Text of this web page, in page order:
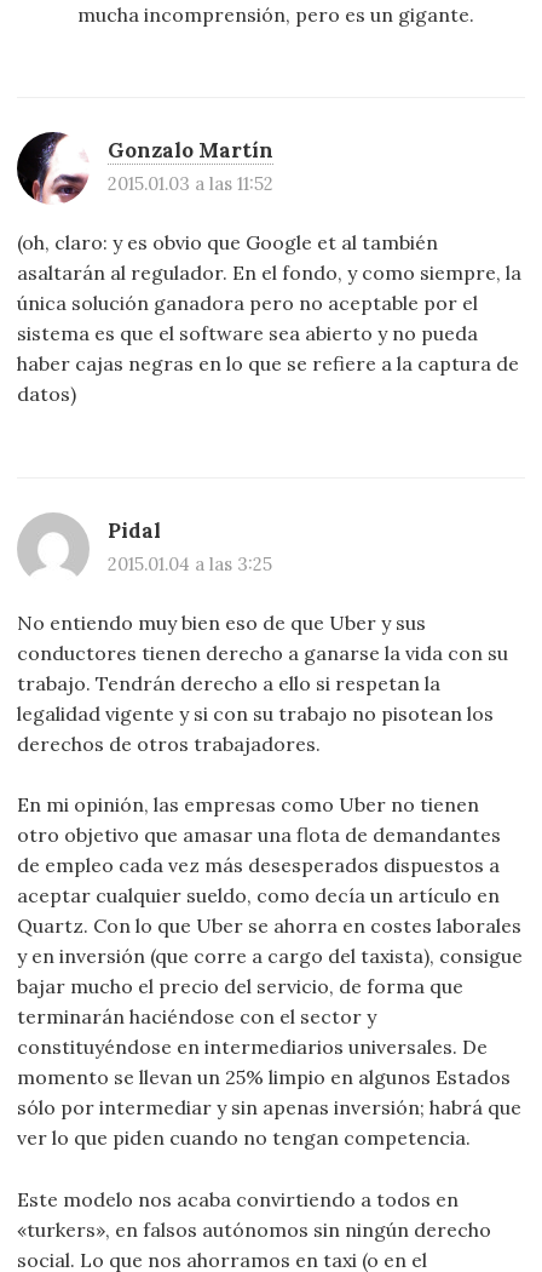
mucha incomprensión, pero es un gigante.
Gonzalo Martín
2015.01.03 a las 11:52
(oh, claro: y es obvio que Google et al también
asaltarán al regulador. En el fondo, y como siempre, la
única solución ganadora pero no aceptable por el
sistema es que el software sea abierto y no pueda
haber cajas negras en lo que se refiere a la captura de
datos)
Pidal
2015.01.04 a las 3:25
No entiendo muy bien eso de que Uber y sus
conductores tienen derecho a ganarse la vida con su
trabajo. Tendrán derecho a ello si respetan la
legalidad vigente y si con su trabajo no pisotean los
derechos de otros trabajadores.
En mi opinión, las empresas como Uber no tienen
otro objetivo que amasar una flota de demandantes
de empleo cada vez más desesperados dispuestos a
aceptar cualquier sueldo, como decía un artículo en
Quartz. Con lo que Uber se ahorra en costes laborales
y en inversión (que corre a cargo del taxista), consigue
bajar mucho el precio del servicio, de forma que
terminarán haciéndose con el sector y
constituyéndose en intermediarios universales. De
momento se llevan un 25% limpio en algunos Estados
sólo por intermediar y sin apenas inversión; habrá que
ver lo que piden cuando no tengan competencia.
Este modelo nos acaba convirtiendo a todos en
«turkers», en falsos autónomos sin ningún derecho
social. Lo que nos ahorramos en taxi (o en el